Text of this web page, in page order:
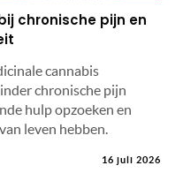
chronische pijn en
cannabis
chronische pijn
hulp opzoeken en
leven hebben.
16 juli 2026